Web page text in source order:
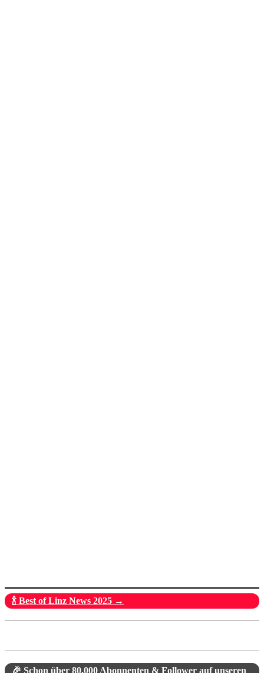
🍾 Best of Linz News 2025 →
🎉 Schon über 80.000 Abonnenten & Follower auf unseren